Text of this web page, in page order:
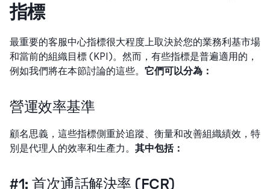
指標
最重要的客服中心指標很大程度上取決於您的業務利基市場
和當前的組織目標 (KPI)。然而，有些指標是普遍適用的，
例如我們將在本節討論的這些。 它們可以分為：
營運效率基準
顧名思義，這些指標側重於追蹤、衡量和改善組織績效，特
別是代理人的效率和生產力。 其中包括：
#1: 首次通話解決率 (FCR)